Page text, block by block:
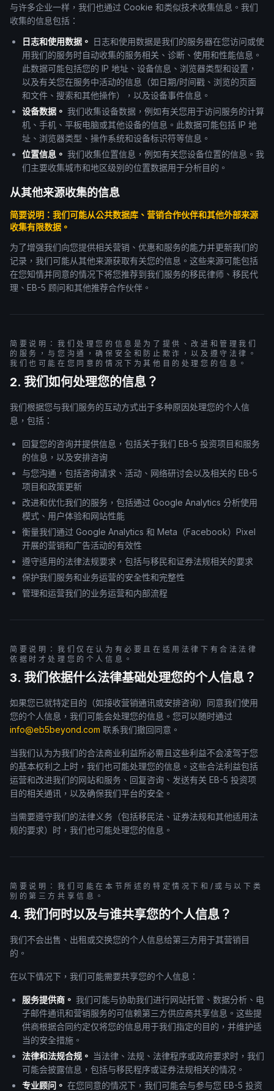
与许多企业一样，我们也通过 Cookie 和类似技术收集信息。我们
收集的信息包括：
日志和使用数据。 日志和使用数据是我们的服务器在您访问或使
用我们的服务时自动收集的服务相关、诊断、使用和性能信息。
此数据可能包括您的 IP 地址、设备信息、浏览器类型和设置，
以及有关您在服务中活动的信息（如日期/时间戳、浏览的页面
和文件、搜索和其他操作），以及设备事件信息。
设备数据。 我们收集设备数据，例如有关您用于访问服务的计算
机、手机、平板电脑或其他设备的信息。此数据可能包括 IP 地
址、浏览器类型、操作系统和设备标识符等信息。
位置信息。 我们收集位置信息，例如有关您设备位置的信息。我
们主要收集城市和地区级别的位置数据用于分析目的。
从其他来源收集的信息
简要说明：我们可能从公共数据库、营销合作伙伴和其他外部来源
收集有限数据。
为了增强我们向您提供相关营销、优惠和服务的能力并更新我们的
记录，我们可能从其他来源获取有关您的信息。这些来源可能包括
在您知情并同意的情况下将您推荐到我们服务的移民律师、移民代
理、EB-5 顾问和其他推荐合作伙伴。
简要说明：我们处理您的信息是为了提供、改进和管理我们
的服务，与您沟通，确保安全和防止欺诈，以及遵守法律。
我们也可能在您同意的情况下为其他目的处理您的信息。
2. 我们如何处理您的信息？
我们根据您与我们服务的互动方式出于多种原因处理您的个人信
息，包括：
回复您的咨询并提供信息，包括关于我们 EB-5 投资项目和服务
的信息，以及安排咨询
与您沟通，包括咨询请求、活动、网络研讨会以及相关的 EB-5
项目和政策更新
改进和优化我们的服务，包括通过 Google Analytics 分析使用
模式、用户体验和网站性能
衡量我们通过 Google Analytics 和 Meta（Facebook）Pixel
开展的营销和广告活动的有效性
遵守适用的法律法规要求，包括与移民和证券法规相关的要求
保护我们服务和业务运营的安全性和完整性
管理和运营我们的业务运营和内部流程
简要说明：我们仅在认为有必要且在适用法律下有合法法律
依据时才处理您的个人信息。
3. 我们依据什么法律基础处理您的个人信息？
如果您已就特定目的（如接收营销通讯或安排咨询）同意我们使用
您的个人信息，我们可能会处理您的信息。您可以随时通过
info@eb5beyond.com 联系我们撤回同意。
当我们认为为我们的合法商业利益所必需且这些利益不会凌驾于您
的基本权利之上时，我们也可能处理您的信息。这些合法利益包括
运营和改进我们的网站和服务、回复咨询、发送有关 EB-5 投资项
目的相关通讯，以及确保我们平台的安全。
当需要遵守我们的法律义务（包括移民法、证券法规和其他适用法
规的要求）时，我们也可能处理您的信息。
简要说明：我们可能在本节所述的特定情况下和/或与以下类
别的第三方共享信息。
4. 我们何时以及与谁共享您的个人信息？
我们不会出售、出租或交换您的个人信息给第三方用于其营销目
的。
在以下情况下，我们可能需要共享您的个人信息：
服务提供商。 我们可能与协助我们进行网站托管、数据分析、电
子邮件通讯和营销服务的可信赖第三方供应商共享信息。这些提
供商根据合同约定仅将您的信息用于我们指定的目的，并维护适
当的安全措施。
法律和法规合规。 当法律、法规、法律程序或政府要求时，我们
可能会披露信息，包括与移民程序或证券法规相关的情况。
专业顾问。 在您同意的情况下，我们可能会与参与您 EB-5 投资